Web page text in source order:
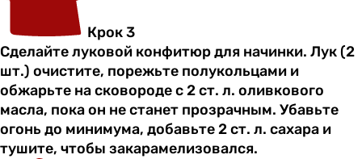
Крок 3
Сделайте луковой конфитюр для начинки. Лук (2
шт.) очистите, порежьте полукольцами и
обжарьте на сковороде с 2 ст. л. оливкового
масла, пока он не станет прозрачным. Убавьте
огонь до минимума, добавьте 2 ст. л. сахара и
тушите, чтобы закарамелизовался.